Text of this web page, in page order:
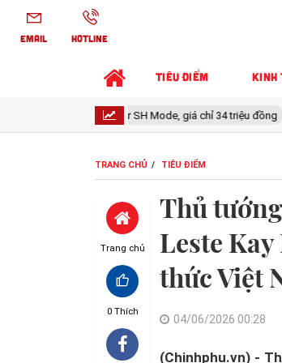
EMAIL HOTLINE
TIÊU ĐIỂM KINH
SH Mode, giá chỉ 34 triệu đồng Kỷ lục
TRANG CHỦ TIÊU ĐIỂM
Trang chủ
0Thích
Thủ
Leste
thức Việt
04/06/2026 00:28
(Chinhphu.vn) -